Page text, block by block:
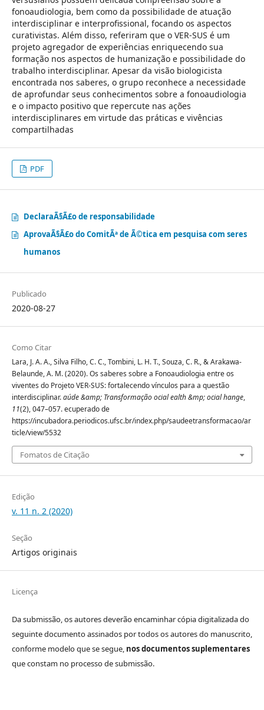
fonoaudiologia, bem como da possibilidade de atuação
interdisciplinar e interprofissional, focando os aspectos
curativistas. Além disso, referiram que o VER-SUS é um
projeto agregador de experiências enriquecendo sua
formação nos aspectos de humanização e possibilidade do
trabalho interdisciplinar. Apesar da visão biologicista
encontrada nos saberes, o grupo reconhece a necessidade
de aprofundar seus conhecimentos sobre a fonoaudiologia
e o impacto positivo que repercute nas ações
interdisciplinares em virtude das práticas e vivências
compartilhadas
PDF
DeclaraÃ§Ã£o de responsabilidade
AprovaÃ§Ã£o do ComitÃª de Ã©tica em pesquisa com seres
humanos
Publicado
2020-08-27
Como Citar
Lara, J. A. A., Silva Filho, C. C., Tombini, L. H. T., Souza, C. R., & Arakawa-
Belaunde, A. M. (2020). Os saberes sobre a Fonoaudiologia entre os
viventes do Projeto VER-SUS: fortalecendo vínculos para a questão
interdisciplinar.aúde &amp; Transformação ocial ealth &mp; ocial hange,
11(2), 047–057. ecuperado de
https://incubadora.periodicos.ufsc.br/index.php/saudeetransformacao/ar
ticle/view/5532
Fomatos de Citação
Edição
v. 11 n. 2 (2020)
Seção
Artigos originais
Licença
Da submissão, os autores deverão encaminhar cópia digitalizada do
seguinte documento assinados por todos os autores do manuscrito,
conforme modelo que se segue, nos documentos suplementares
que constam no processo de submissão.